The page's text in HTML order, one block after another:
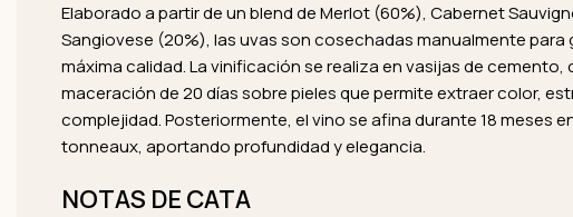
Elaborado a partir de un blend de Merlot (60%), Cabernet
Sangiovese (20%), las uvas son cosechadas manualmente para
máxima calidad. La vinificación se realiza en vasijas de cemento,
maceración de 20 días sobre pieles que permite extraer color,
complejidad. Posteriormente, el vino se afina durante 18 meses
tonneaux, aportando profundidad y elegancia.
NOTAS DE CATA